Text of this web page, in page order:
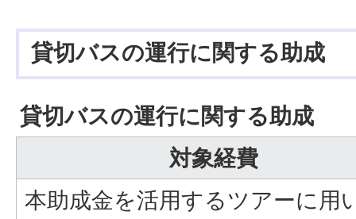
貸切バスの運行に関する助成
貸切バスの運行に関する助成
対象経費
本助成金を活用するツアーに用